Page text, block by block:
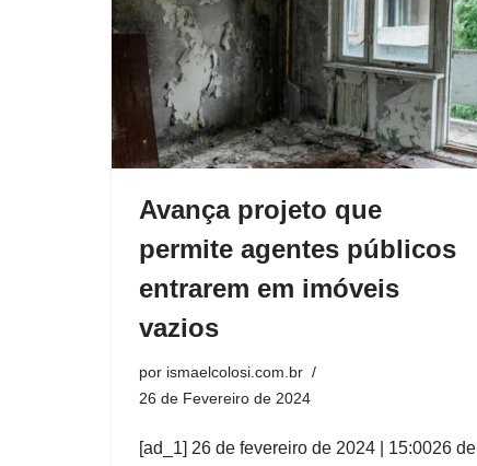
Avança projeto que
permite agentes públicos
entrarem em imóveis
vazios
por ismaelcolosi.com.br
26 de Fevereiro de 2024
[ad_1] 26 de fevereiro de 2024 | 15:0026 de